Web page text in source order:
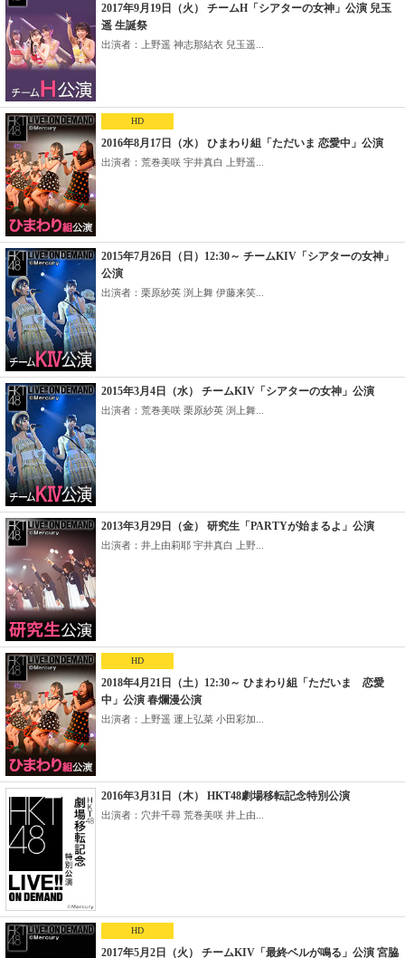
2017年9月19日（火） チームH「シアターの女神」公演 兒玉
遥 生誕祭
出演者：上野遥 神志那結衣 兒玉遥...
HD
2016年8月17日（水） ひまわり組「ただいま 恋愛中」公演
出演者：荒巻美咲 宇井真白 上野遥...
2015年7月26日（日）12:30～ チームKIV「シアターの女神」
公演
出演者：栗原紗英 渕上舞 伊藤来笑...
2015年3月4日（水） チームKIV「シアターの女神」公演
出演者：荒巻美咲 栗原紗英 渕上舞...
2013年3月29日（金） 研究生「PARTYが始まるよ」公演
出演者：井上由莉耶 宇井真白 上野...
HD
2018年4月21日（土）12:30～ ひまわり組「ただいま 恋愛
中」公演 春爛漫公演
出演者：上野遥 運上弘菜 小田彩加...
2016年3月31日（木） HKT48劇場移転記念特別公演
出演者：穴井千尋 荒巻美咲 井上由...
HD
2017年5月2日（火） チームKIV「最終ベルが鳴る」公演 宮脇